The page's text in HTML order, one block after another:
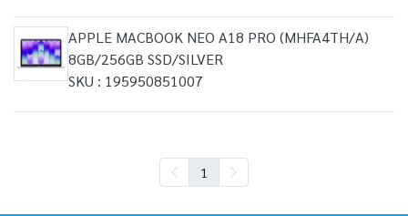
APPLE MACBOOK NEO A18 PRO (MHFA4TH/A)
8GB/256GB SSD/SILVER
SKU : 195950851007
1